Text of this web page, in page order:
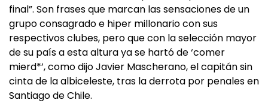
final”. Son frases que marcan las sensaciones de un
grupo consagrado e hiper millonario con sus
respectivos clubes, pero que con la selección mayor
de su país a esta altura ya se hartó de ‘comer
mierd*’, como dijo Javier Mascherano, el capitán sin
cinta de la albiceleste, tras la derrota por penales en
Santiago de Chile.